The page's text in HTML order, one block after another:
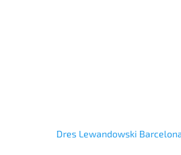
Dres Lewandowski